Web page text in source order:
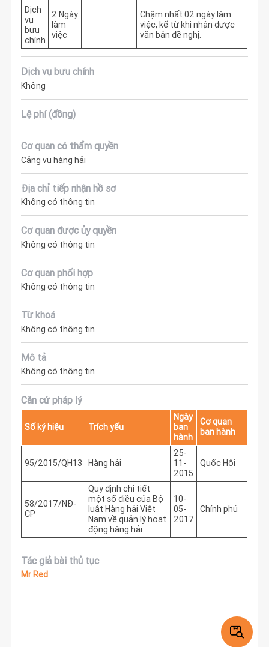
Dịch
vụ
bưu
chính
2 Ngày
làm
việc
Chậm nhất 02 ngày làm
việc, kể từ khi nhận được
văn bản đề nghị.
Dịch vụ bưu chính
Không
Lệ phí (đồng)
Cơ quan có thẩm quyền
Cảng vụ hàng hải
Địa chỉ tiếp nhận hồ sơ
Không có thông tin
Cơ quan được ủy quyền
Không có thông tin
Cơ quan phối hợp
Không có thông tin
Từ khoá
Không có thông tin
Mô tả
Không có thông tin
Căn cứ pháp lý
Số ký hiệu Trích yếu
Ngày
ban
hành
Cơ quan
ban hành
95/2015/QH13 Hàng hải
25-
11-
2015
Quốc Hội
58/2017/NĐ-
CP
Quy định chi tiết
một số điều của Bộ
luật Hàng hải Việt
Nam về quản lý hoạt
động hàng hải
10-
05-
2017
Chính phủ
Tác giả bài thủ tục
Mr Red